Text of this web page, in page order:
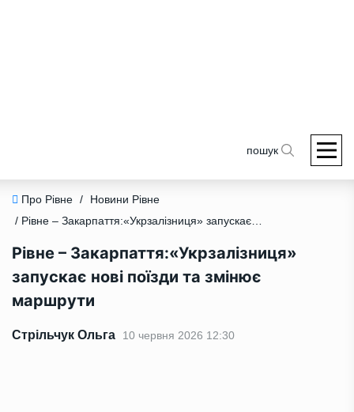
пошук
Про Рівне /
Новини Рівне
/ Рівне – Закарпаття:«Укрзалізниця» запускає нові поїзди та змінює маршрути
Рівне – Закарпаття:«Укрзалізниця»
запускає нові поїзди та змінює
маршрути
Стрільчук Ольга 10 червня 2026 12:30